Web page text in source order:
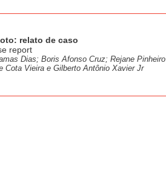
relato de caso
report
Dias; Boris Afonso Cruz; Rejane Pinheiro
Cota Vieira e Gilberto Antônio Xavier Jr